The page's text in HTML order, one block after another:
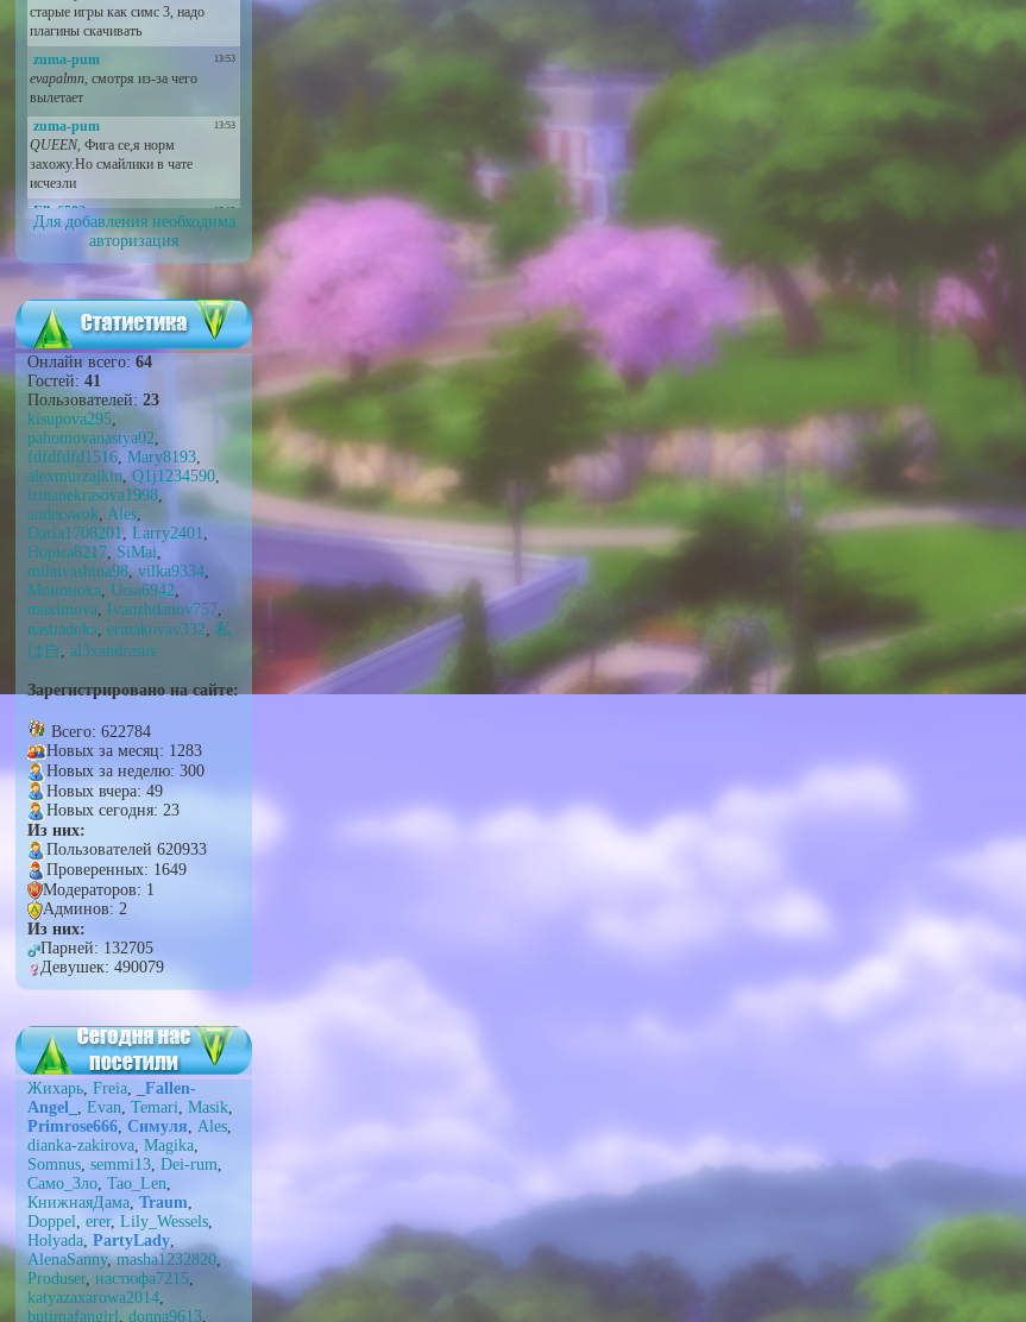
Для добавления необходима
авторизация
Онлайн всего:64
Гостей:41
Пользователей:23
kisupova295,
pahomovanastya02,
fdfdfdfd1516,Mary8193,
alexmurzajkin,Q1j1234590,
irinanekrasova1998,
anderswok,Ales,
Daria1708201,Larry2401,
Норма8217, SiMai,
milaivashina98,vilka9334,
Мононока,Ursa6942,
maximova, Ivanzhdanov757,
nastiadoka,ermakovav332,私
は自 ,al3xandrasus
Зарегистрировано на сайте:
Всего: 622784
Новых за месяц: 1283
Новых за неделю: 300
Новых вчера: 49
Новых сегодня: 23
Из них:
Пользователей 620933
Проверенных: 1649
Модераторов: 1
Админов: 2
Из них:
Парней: 132705
Девушек: 490079
Жихарь,Freia,
_Fallen-
Angel_ ,Evan,Temari,Masik,
Primrose666,Симуля,Ales,
dianka-zakirova,Magika,
Somnus,semmi13,Dei-rum,
Само_Зло,Tao_Len,
КнижнаяДама,Traum,
Doppel,erer,Lily_Wessels,
Holyada,PartyLady,
AlenaSanny,masha1232820,
Produser,настюфа7215,
katyazaxarowa2014,
butimafangirl,donna9613,